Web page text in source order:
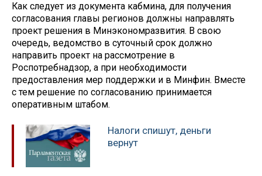
Как следует из документа кабмина, для получения
согласования главы регионов должны направлять
проект решения в Минэкономразвития. В свою
очередь, ведомство в суточный срок должно
направить проект на рассмотрение в
Роспотребнадзор, а при необходимости
предоставления мер поддержки и в Минфин. Вместе
с тем решение по согласованию принимается
оперативным штабом.
Налоги спишут, деньги
вернут